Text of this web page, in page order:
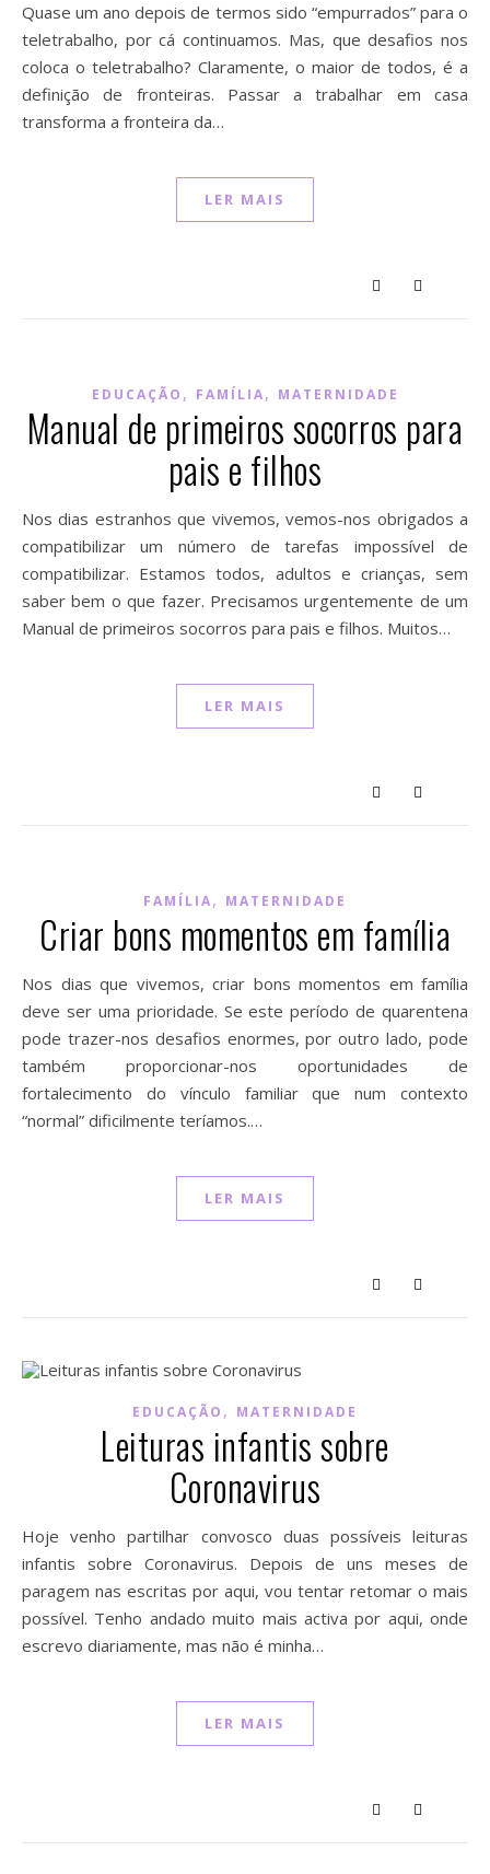
Quase um ano depois de termos sido “empurrados” para o
teletrabalho, por cá continuamos. Mas, que desafios nos
coloca o teletrabalho?⁣ Claramente, o maior de todos, é a
definição de fronteiras. Passar a trabalhar em casa
transforma a fronteira da…
LER MAIS
EDUCAÇÃO , FAMÍLIA, MATERNIDADE
Manual de primeiros socorros para
pais e filhos
Nos dias estranhos que vivemos, vemos-nos obrigados a
compatibilizar um número de tarefas impossível de
compatibilizar. Estamos todos, adultos e crianças, sem
saber bem o que fazer. Precisamos urgentemente de um
Manual de primeiros socorros para pais e filhos. Muitos…
LER MAIS
FAMÍLIA, MATERNIDADE
Criar bons momentos em família
Nos dias que vivemos, criar bons momentos em família
deve ser uma prioridade. Se este período de quarentena
pode trazer-nos desafios enormes, por outro lado, pode
também proporcionar-nos oportunidades de
fortalecimento do vínculo familiar que num contexto
“normal” dificilmente teríamos.…
LER MAIS
EDUCAÇÃO , MATERNIDADE
Leituras infantis sobre
Coronavirus
Hoje venho partilhar convosco duas possíveis leituras
infantis sobre Coronavirus. Depois de uns meses de
paragem nas escritas por aqui, vou tentar retomar o mais
possível. Tenho andado muito mais activa por aqui, onde
escrevo diariamente, mas não é minha…
LER MAIS